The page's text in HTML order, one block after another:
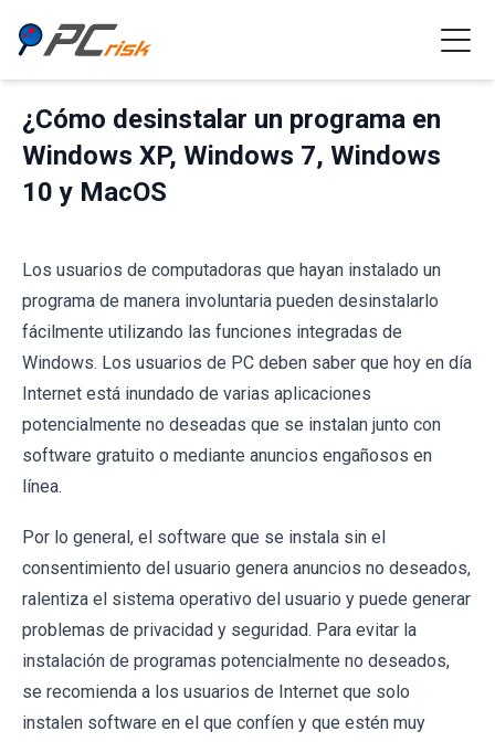
¿Cómo desinstalar un programa en
Windows XP, Windows 7, Windows
10 y MacOS
Los usuarios de computadoras que hayan instalado un
programa de manera involuntaria pueden desinstalarlo
fácilmente utilizando las funciones integradas de
Windows. Los usuarios de PC deben saber que hoy en día
Internet está inundado de varias aplicaciones
potencialmente no deseadas que se instalan junto con
software gratuito o mediante anuncios engañosos en
línea.
Por lo general, el software que se instala sin el
consentimiento del usuario genera anuncios no deseados,
ralentiza el sistema operativo del usuario y puede generar
problemas de privacidad y seguridad. Para evitar la
instalación de programas potencialmente no deseados,
se recomienda a los usuarios de Internet que solo
instalen software en el que confíen y que estén muy